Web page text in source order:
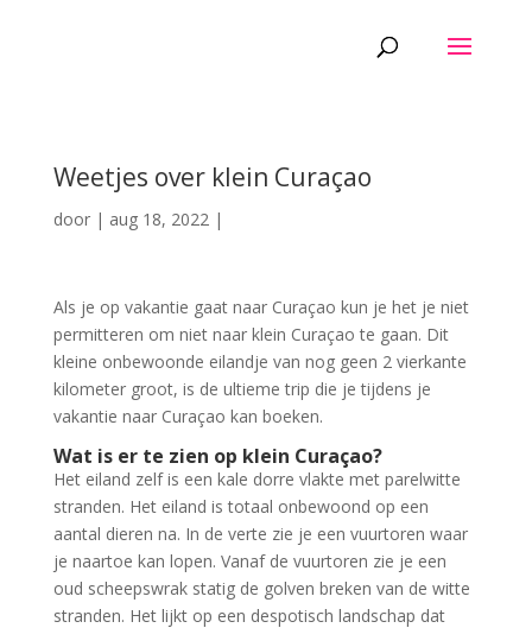
Weetjes over klein Curaçao
door | aug 18, 2022|
Als je op vakantie gaat naar Curaçao kun je het je niet
permitteren om niet naar klein Curaçao te gaan. Dit
kleine onbewoonde eilandje van nog geen 2 vierkante
kilometer groot, is de ultieme trip die je tijdens je
vakantie naar Curaçao kan boeken.
Wat is er te zien op klein Curaçao?
Het eiland zelf is een kale dorre vlakte met parelwitte
stranden. Het eiland is totaal onbewoond op een
aantal dieren na. In de verte zie je een vuurtoren waar
je naartoe kan lopen. Vanaf de vuurtoren zie je een
oud scheepswrak statig de golven breken van de witte
stranden. Het lijkt op een despotisch landschap dat